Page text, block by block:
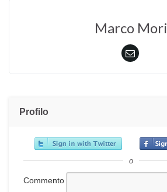
Marco Mori
Profilo
o
Commento